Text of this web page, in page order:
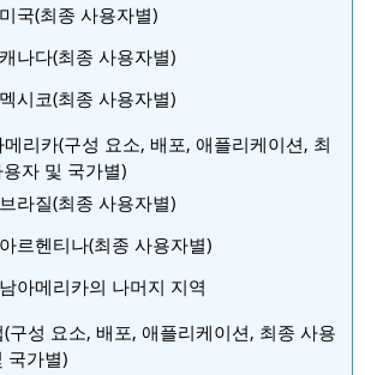
미국(최종 사용자별)
캐나다(최종 사용자별)
멕시코(최종 사용자별)
메리카(구성 요소, 배포, 애플리케이션, 최
자 및 국가별)
브라질(최종 사용자별)
아르헨티나(최종 사용자별)
남아메리카의 나머지 지역
(구성 요소, 배포, 애플리케이션, 최종 사용
국가별)